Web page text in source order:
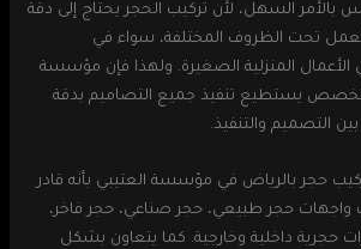
بالأمر السهل، لأن تركيب الحجر يحتاج إلى دقة
تحت الظروف المختلفة، سواء في
الأعمال المنزلية الصغيرة. ولهذا فإن مؤسسة
يستطيع تنفيذ جميع التصاميم بدقة
التصميم والتنفيذ.
حجر بالرياض في مؤسسة العتيبي بأنه قادر
واجهات حجر طبيعي، حجر صناعي، حجر فاخر،
حجرية داخلية وخارجية. كما يتعاون بشكل